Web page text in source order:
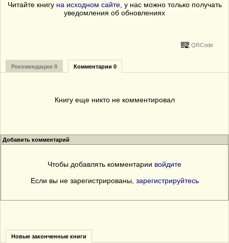
Читайте книгу на исходном сайте, у нас можно только получать
уведомления об обновлениях
QRCode
Рекомендации 0 Комментарии 0
Книгу еще никто не комментировал
Добавить комментарий
Чтобы добавлять комментарии войдите
Если вы не зарегистрированы, зарегистрируйтесь
Новые законченные книги